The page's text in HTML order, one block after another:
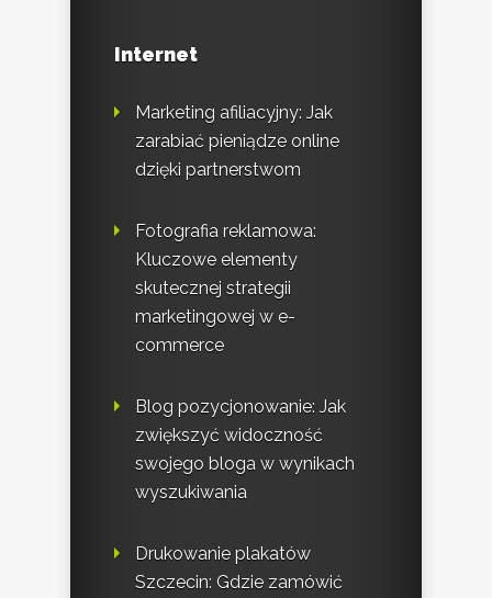
Internet
Marketing afiliacyjny: Jak
zarabiać pieniądze online
dzięki partnerstwom
Fotografia reklamowa:
Kluczowe elementy
skutecznej strategii
marketingowej w e-
commerce
Blog pozycjonowanie: Jak
zwiększyć widoczność
swojego bloga w wynikach
wyszukiwania
Drukowanie plakatów
Szczecin: Gdzie zamówić